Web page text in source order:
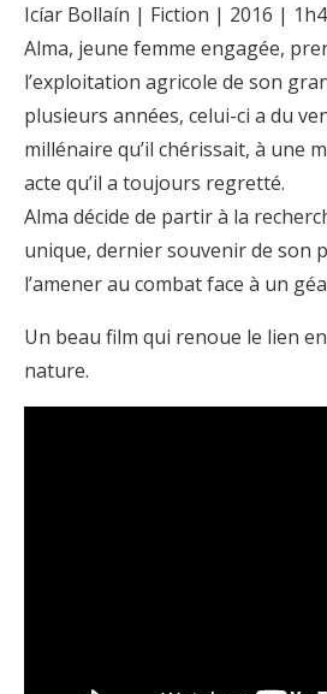
Icíar Bollaín | Fiction | 2016 |
Alma, jeune femme engagée,
l’exploitation agricole de son
plusieurs années, celui-ci a du
millénaire qu’il chérissait, à une
acte qu’il a toujours regretté.
Alma décide de partir à la
unique, dernier souvenir de son
l’amener au combat face à un
Un beau film qui renoue le lien
nature.